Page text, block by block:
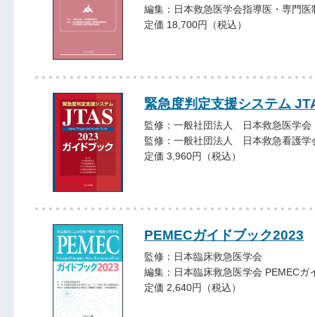
編集：日本救急医学会指導医・専門医
定価 18,700円（税込）
緊急度判定支援システム
監修：一般社団法人 日本救急医学会
監修：一般社団法人 日本救急看護学
定価 3,960円（税込）
PEMECガイドブック2023
監修：日本臨床救急医学会
編集：日本臨床救急医学会 PEMEC
定価 2,640円（税込）